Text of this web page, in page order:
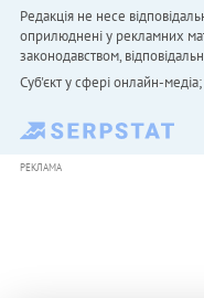
Редакція не несе
оприлюднені у рекламних
законодавством,
Cуб'єкт у сфері онлайн-
РЕКЛАМА